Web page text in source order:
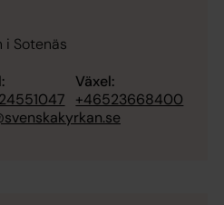
i Sotenäs
Växel:
+46523668400